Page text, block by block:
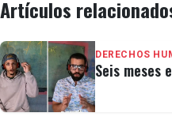
Artículos
DERECHOS
Seis meses